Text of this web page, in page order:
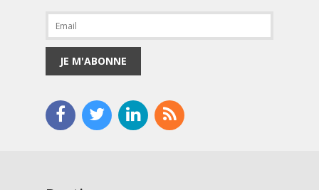
JE M'ABONNE